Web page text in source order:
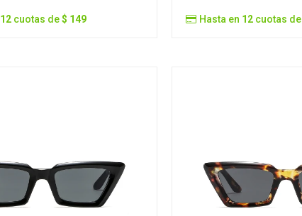
12cuotas de$ 149 Hasta en 12cuotas de